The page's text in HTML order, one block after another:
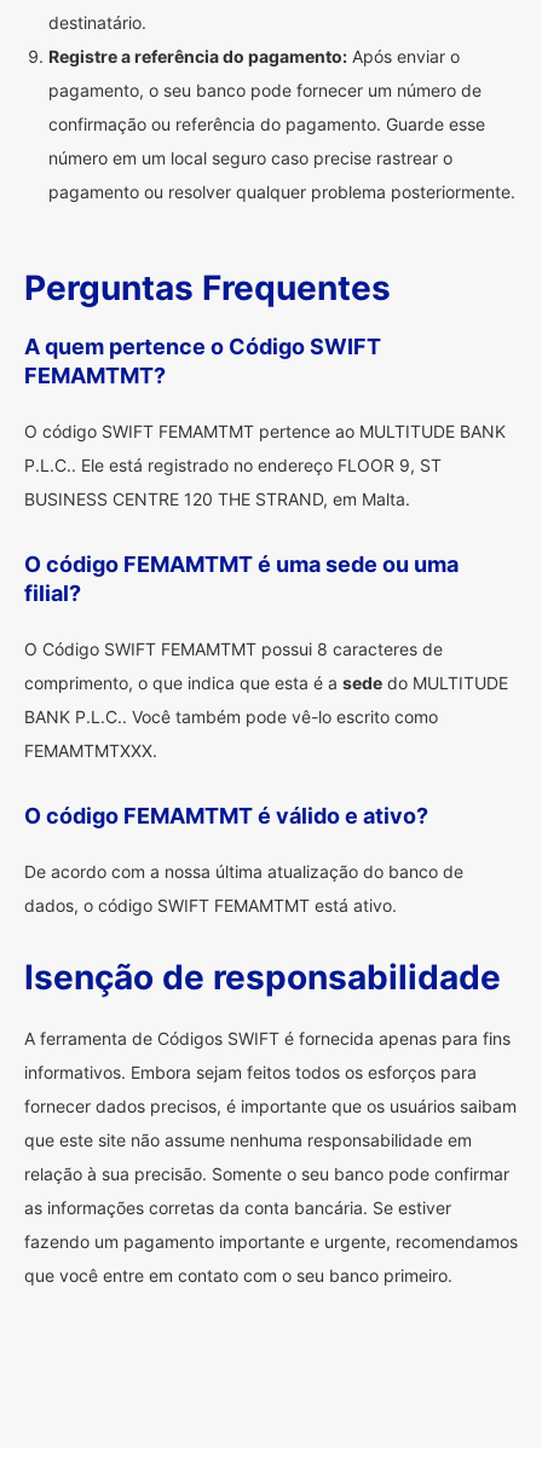
destinatário.
Registre a referência do pagamento: Após enviar o
pagamento, o seu banco pode fornecer um número de
confirmação ou referência do pagamento. Guarde esse
número em um local seguro caso precise rastrear o
pagamento ou resolver qualquer problema posteriormente.
Perguntas Frequentes
A quem pertence o Código SWIFT
FEMAMTMT?
O código SWIFT FEMAMTMT pertence ao MULTITUDE BANK
P.L.C.. Ele está registrado no endereço FLOOR 9, ST
BUSINESS CENTRE 120 THE STRAND, em Malta.
O código FEMAMTMT é uma sede ou uma
filial?
O Código SWIFT FEMAMTMT possui 8 caracteres de
comprimento, o que indica que esta é a sede do MULTITUDE
BANK P.L.C.. Você também pode vê-lo escrito como
FEMAMTMTXXX.
O código FEMAMTMT é válido e ativo?
De acordo com a nossa última atualização do banco de
dados, o código SWIFT FEMAMTMT está ativo.
Isenção de responsabilidade
A ferramenta de Códigos SWIFT é fornecida apenas para fins
informativos. Embora sejam feitos todos os esforços para
fornecer dados precisos, é importante que os usuários saibam
que este site não assume nenhuma responsabilidade em
relação à sua precisão. Somente o seu banco pode confirmar
as informações corretas da conta bancária. Se estiver
fazendo um pagamento importante e urgente, recomendamos
que você entre em contato com o seu banco primeiro.